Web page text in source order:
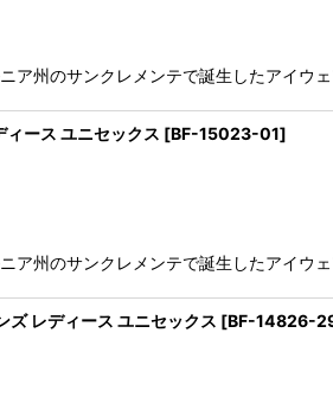
州のサンクレメンテで誕生したアイウ
ース ユニセックス [BF-15023-01]
ア州のサンクレメンテで誕生したアイウ
レディース ユニセックス [BF-14826-